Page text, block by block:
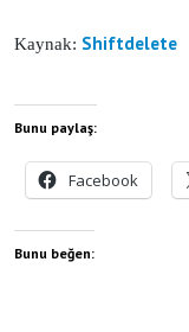
Kaynak: Shiftdelete
Bunu paylaş:
Facebook
Bunu beğen: